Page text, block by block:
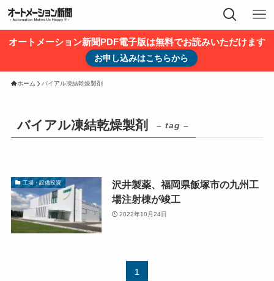
オートメーション新聞PDF電子版は無料でお読みいただけます
お申し込みはこちらから
ホーム バイアル凍結乾燥製剤
バイアル凍結乾燥製剤 – tag –
工場・設備投資
沢井製薬、福岡県飯塚市の九州工
場注射棟が竣工
2022年10月24日
1